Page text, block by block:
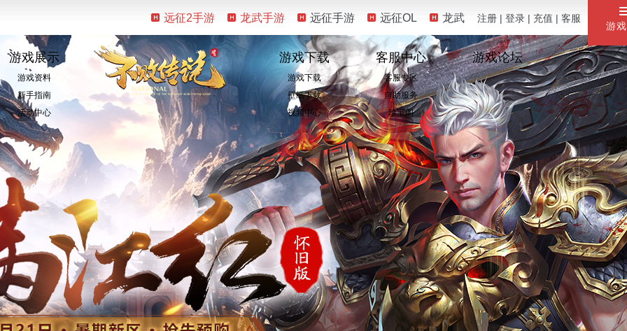
游
远征2手游 龙武手游 远征手游 远征OL 龙武 注册 | 登录 | 充值 | 客服
游戏展示
游戏资料
新手指南
活动中心
游戏下载
游戏下载
壁纸下载
视频中心
客服中心
客服专区
自助服务
珍宝阁
游戏论坛